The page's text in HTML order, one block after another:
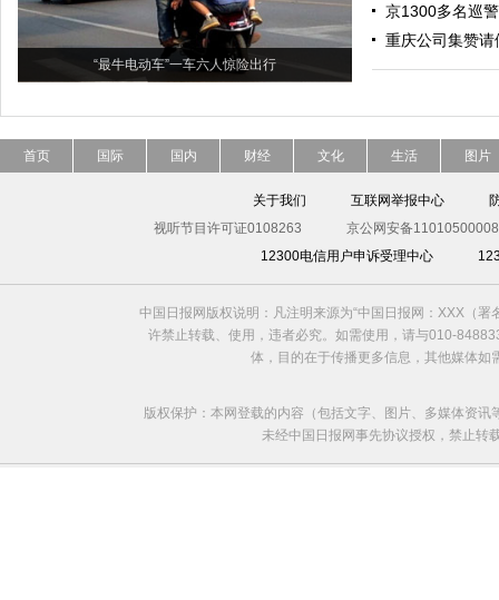
“最牛电动车”一车六人惊险出行
京1300多名巡
重庆公司集赞
首页 国际 国内 财经 文化 生活 图片
关于我们 互联网举报中心
视听节目许可证0108263
京公网安备
12300电信用户申诉受理中心
中国日报网版权说明：凡注明来源为“中国日报网：XXX（
许禁止转载、使用，违者必究。如需使用，请与010-
体，目的在于传播更多信息，其他媒体
版权保护：本网登载的内容（包括文字、图片、多媒体资
未经中国日报网事先协议授权，禁止转